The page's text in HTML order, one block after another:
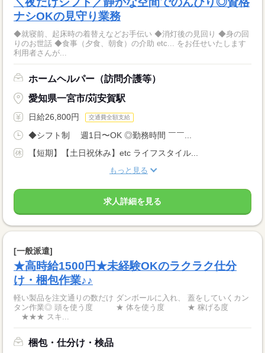
ナシOKの見守り業務
◆就寝前、起床時の着替えなどお手伝い ◆消灯後の見回り ◆身の回
りのお世話 ◆食事（夕食、朝食）の介助 etc... をお任せいたします
利用者さんが...
ホームヘルパー（訪問介護等）
愛知県一宮市/苅安賀駅
日給26,800円 交通費全額支給
◆シフト制 週1日〜OK ◎勤務時間 ￣￣...
【短期】【土日祝休み】etc ライフスタイル...
もっと見る
求人詳細を見る
[一般派遣]
★高時給1500円★未経験OKのラクラク仕分
け・梱包作業♪♪
軽い製品を注文通りの数だけ ダンボールに入れ、 蓋をしていくカン
タン作業◎ 頭を使う度 ★ 体を使う度 ★ 稼げる度
★★★ スキ...
梱包・仕分け・検品